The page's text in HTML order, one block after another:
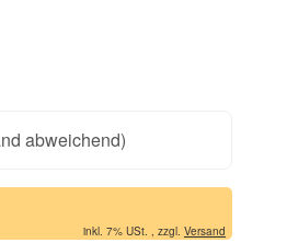
abweichend)
inkl. 7% USt. , zzgl. Versand